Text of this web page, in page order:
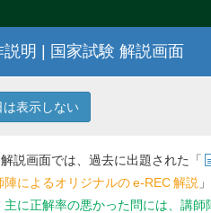
説明 | 国家試験 解説画面
は表示しない
説画面では、過去に出題された「
陣によるオリジナルのe-REC解説
主に正解率の悪かった問には、講
回 薬剤師国家試